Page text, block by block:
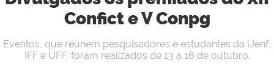
Confict e V Conpg
Eventos, que reúnem pesquisadores e estudantes da Uenf,
IFF e UFF, foram realizados de 13 a 16 de outubro.